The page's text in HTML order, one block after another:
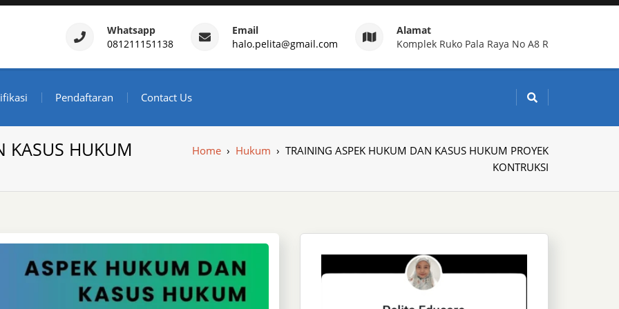
– Daftar Training Indonesia
Whatsapp
081211151138
Email
halo.pelita@gmail.com
Alamat
Komplek Ruko Pala Raya No A8 R
Pendaftaran Contact Us
KASUS HUKUM Home › Hukum › TRAINING ASPEK HUKUM DAN KASUS HUKUM PROYEK
KONTRUKSI